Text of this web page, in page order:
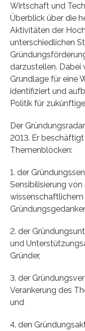
Wirtschaft und
Überblick über die
Aktivitäten der
unterschiedlichen
darzustellen. Dabei
Grundlage für eine
identifiziert und
Politik für
Der
2013. Er
Themenblöcken:
1. der
Sensibilisierung
wissenschaftlichem
2. der
und
Gründer,
3. der
Verankerung des
und
4. den